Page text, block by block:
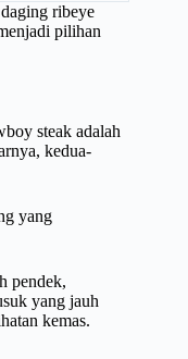
ribeye
pilihan
steak adalah
kedua-
yang
pendek,
yang jauh
kemas.